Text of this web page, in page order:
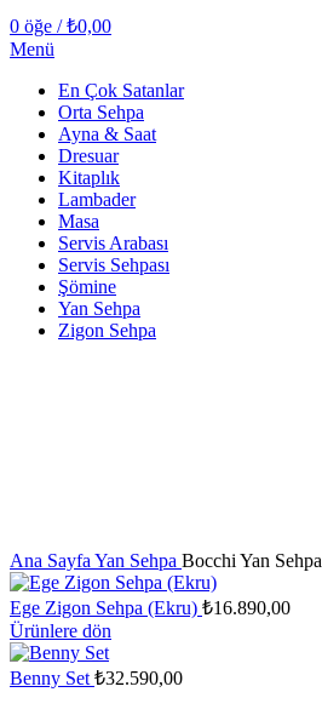
0 öğe / ₺0,00
Menü
En Çok Satanlar
Orta Sehpa
Ayna & Saat
Dresuar
Kitaplık
Lambader
Masa
Servis Arabası
Servis Sehpası
Şömine
Yan Sehpa
Zigon Sehpa
Ana Sayfa Yan Sehpa Bocchi Yan Sehpa
Ege Zigon Sehpa (Ekru) ₺16.890,00
Ürünlere dön
Benny Set ₺32.590,00